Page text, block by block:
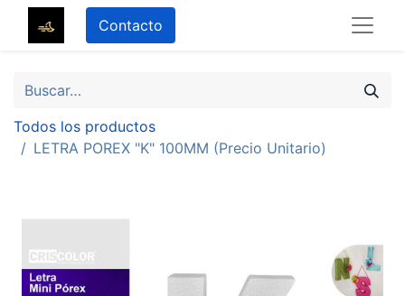
Contacto
Todos los productos
LETRA POREX "K" 100MM (Precio Unitario)